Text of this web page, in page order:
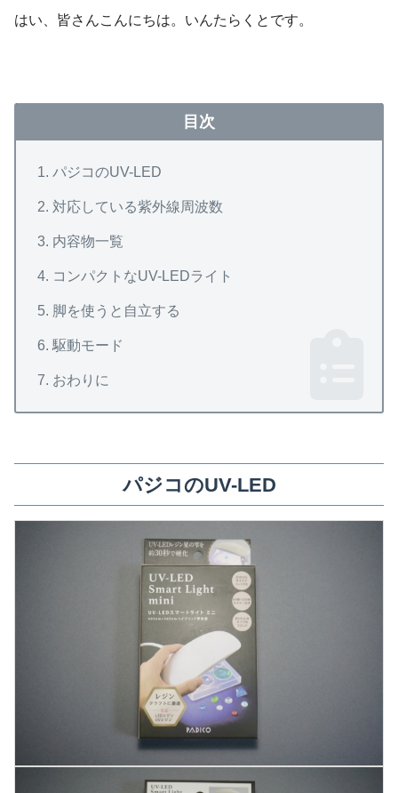
はい、皆さんこんにちは。いんたらくとです。
目次
パジコのUV-LED
対応している紫外線周波数
内容物一覧
コンパクトなUV-LEDライト
脚を使うと自立する
駆動モード
おわりに
パジコのUV-LED